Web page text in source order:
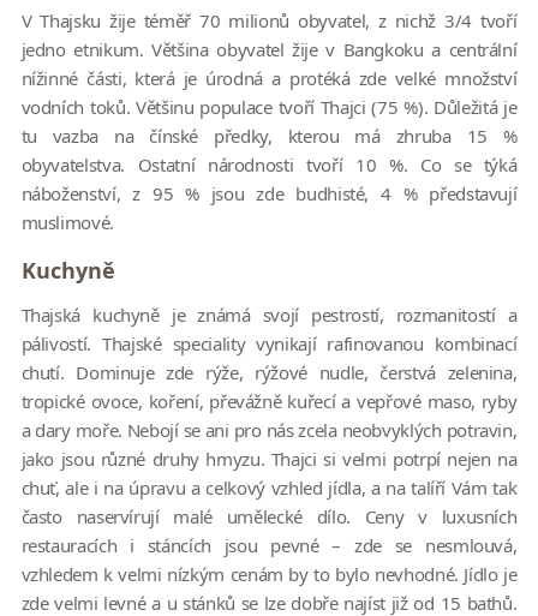
V Thajsku žije téměř 70 milionů obyvatel, z nichž 3/4 tvoří
jedno etnikum. Většina obyvatel žije v Bangkoku a centrální
nížinné části, která je úrodná a protéká zde velké množství
vodních toků. Většinu populace tvoří Thajci (75 %). Důležitá je
tu vazba na čínské předky, kterou má zhruba 15 %
obyvatelstva. Ostatní národnosti tvoří 10 %. Co se týká
náboženství, z 95 % jsou zde budhisté, 4 % představují
muslimové.
Kuchyně
Thajská kuchyně je známá svojí pestrostí, rozmanitostí a
pálivostí. Thajské speciality vynikají rafinovanou kombinací
chutí. Dominuje zde rýže, rýžové nudle, čerstvá zelenina,
tropické ovoce, koření, převážně kuřecí a vepřové maso, ryby
a dary moře. Nebojí se ani pro nás zcela neobvyklých potravin,
jako jsou různé druhy hmyzu. Thajci si velmi potrpí nejen na
chuť, ale i na úpravu a celkový vzhled jídla, a na talíří Vám tak
často naservírují malé umělecké dílo. Ceny v luxusních
restauracích i stáncích jsou pevné – zde se nesmlouvá,
vzhledem k velmi nízkým cenám by to bylo nevhodné. Jídlo je
zde velmi levné a u stánků se lze dobře najíst již od 15 bathů.